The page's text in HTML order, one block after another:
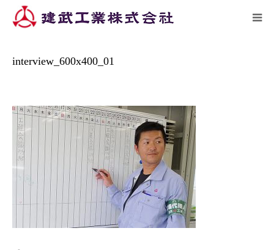
施工実績 interview_600x400_01…
interview_600x400_01
企業情報
施工実績
リクルート
アクセス